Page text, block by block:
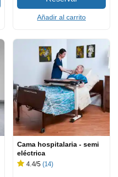
Añadir al carrito
Cama hospitalaria - semi
eléctrica
4.4/5 (14)